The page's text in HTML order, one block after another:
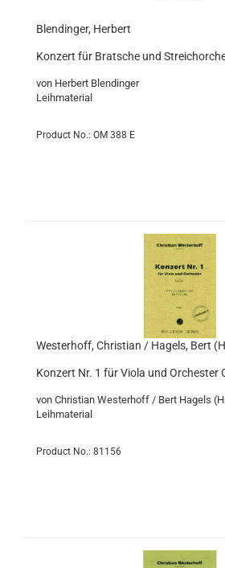
Blendinger, Herbert
Konzert für Bratsche und
von Herbert Blendinger
Leihmaterial
Product No.: OM 388 E
Westerhoff, Christian / Hagels, Bert
Konzert Nr. 1 für Viola und Orchester
von Christian Westerhoff / Bert Hagels
Leihmaterial
Product No.: 81156